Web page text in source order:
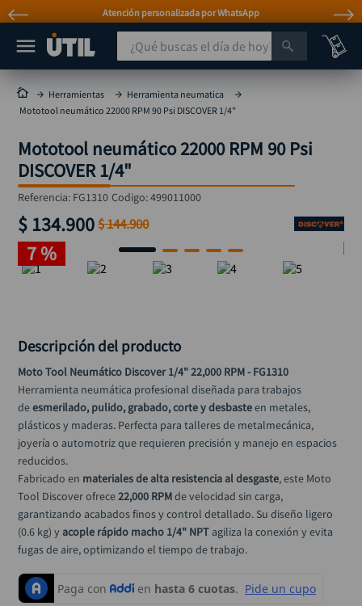
Atención personalizada por WhatsApp
¿Qué buscas el día de hoy?
Herramientas
Herramienta neumatica
Mototool neumático 22000 RPM 90 Psi DISCOVER 1/4"
Mototool neumático 22000 RPM 90 Psi
DISCOVER 1/4"
Referencia: FG1310 Codigo:499011000
$ 134.900 $144.900
7 %
Descripción del producto
Moto Tool Neumático Discover 1/4" 22,000 RPM - FG1310
Herramienta neumática profesional diseñada para trabajos
de esmerilado, pulido, grabado, corte y desbaste en metales,
plásticos y maderas. Perfecta para talleres de metalmecánica,
joyería o automotriz que requieren precisión y manejo en espacios
reducidos.
Fabricado en materiales de alta resistencia al desgaste, este Moto
Tool Discover ofrece 22,000 RPM de velocidad sin carga,
garantizando acabados finos y control detallado. Su diseño ligero
(0.6 kg) y acople rápido macho 1/4" NPT agiliza la conexión y evita
fugas de aire, optimizando el tiempo de trabajo.
Ideal para:
MÁS BUSCADOS
taladro
taladros pulidoras
compresor
broca
sierra circular
hidrolavadora
taladro inalámbrico
rodachina